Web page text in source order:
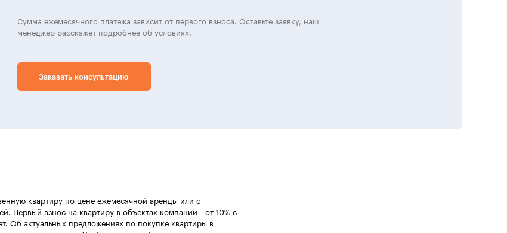
Сумма ежемесячного платежа зависит от первого взноса. Оставьте заявку, наш
менеджер расскажет подробнее об условиях.
Заказать консультацию
квартиру по цене ежемесячной аренды или с
Первый взнос на квартиру в объектах компании - от 10% с
Об актуальных предложениях по покупке квартиры в